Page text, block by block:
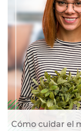
Cómo cuidar el